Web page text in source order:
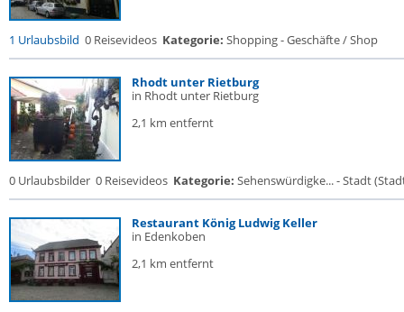
1 Urlaubsbild 0 Reisevideos Kategorie: Shopping - Geschäfte / Shop
Rhodt unter Rietburg
in Rhodt unter Rietburg
2,1 km entfernt
0 Urlaubsbilder 0 Reisevideos Kategorie: Sehenswürdigke... - Stadt
Restaurant König Ludwig Keller
in Edenkoben
2,1 km entfernt